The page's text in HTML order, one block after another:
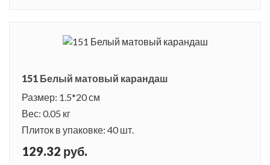
151 Белый матовый карандаш
Размер: 1.5*20 см
Вес: 0.05 кг
Плиток в упаковке: 40 шт.
129.32 руб.